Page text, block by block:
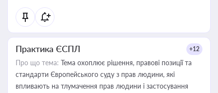
Практика ЄСПЛ +12
Про що тема: Тема охоплює рішення, правові позиції та
стандарти Європейського суду з прав людини, які
впливають на тлумачення прав людини і застосування